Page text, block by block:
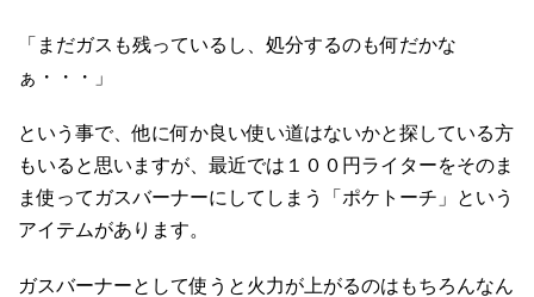
「まだガスも残っているし、処分するのも何だかな
ぁ・・・」
という事で、他に何か良い使い道はないかと探している方
もいると思いますが、最近では１００円ライターをそのま
ま使ってガスバーナーにしてしまう「ポケトーチ」という
アイテムがあります。
ガスバーナーとして使うと火力が上がるのはもちろんなん